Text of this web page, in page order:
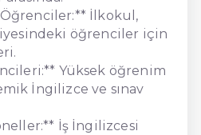
İlkokul,
öğrenciler için
Yüksek öğrenim
İngilizce ve sınav
İş İngilizcesi